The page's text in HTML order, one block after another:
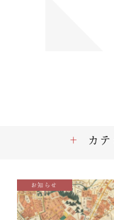
お知らせ
カ